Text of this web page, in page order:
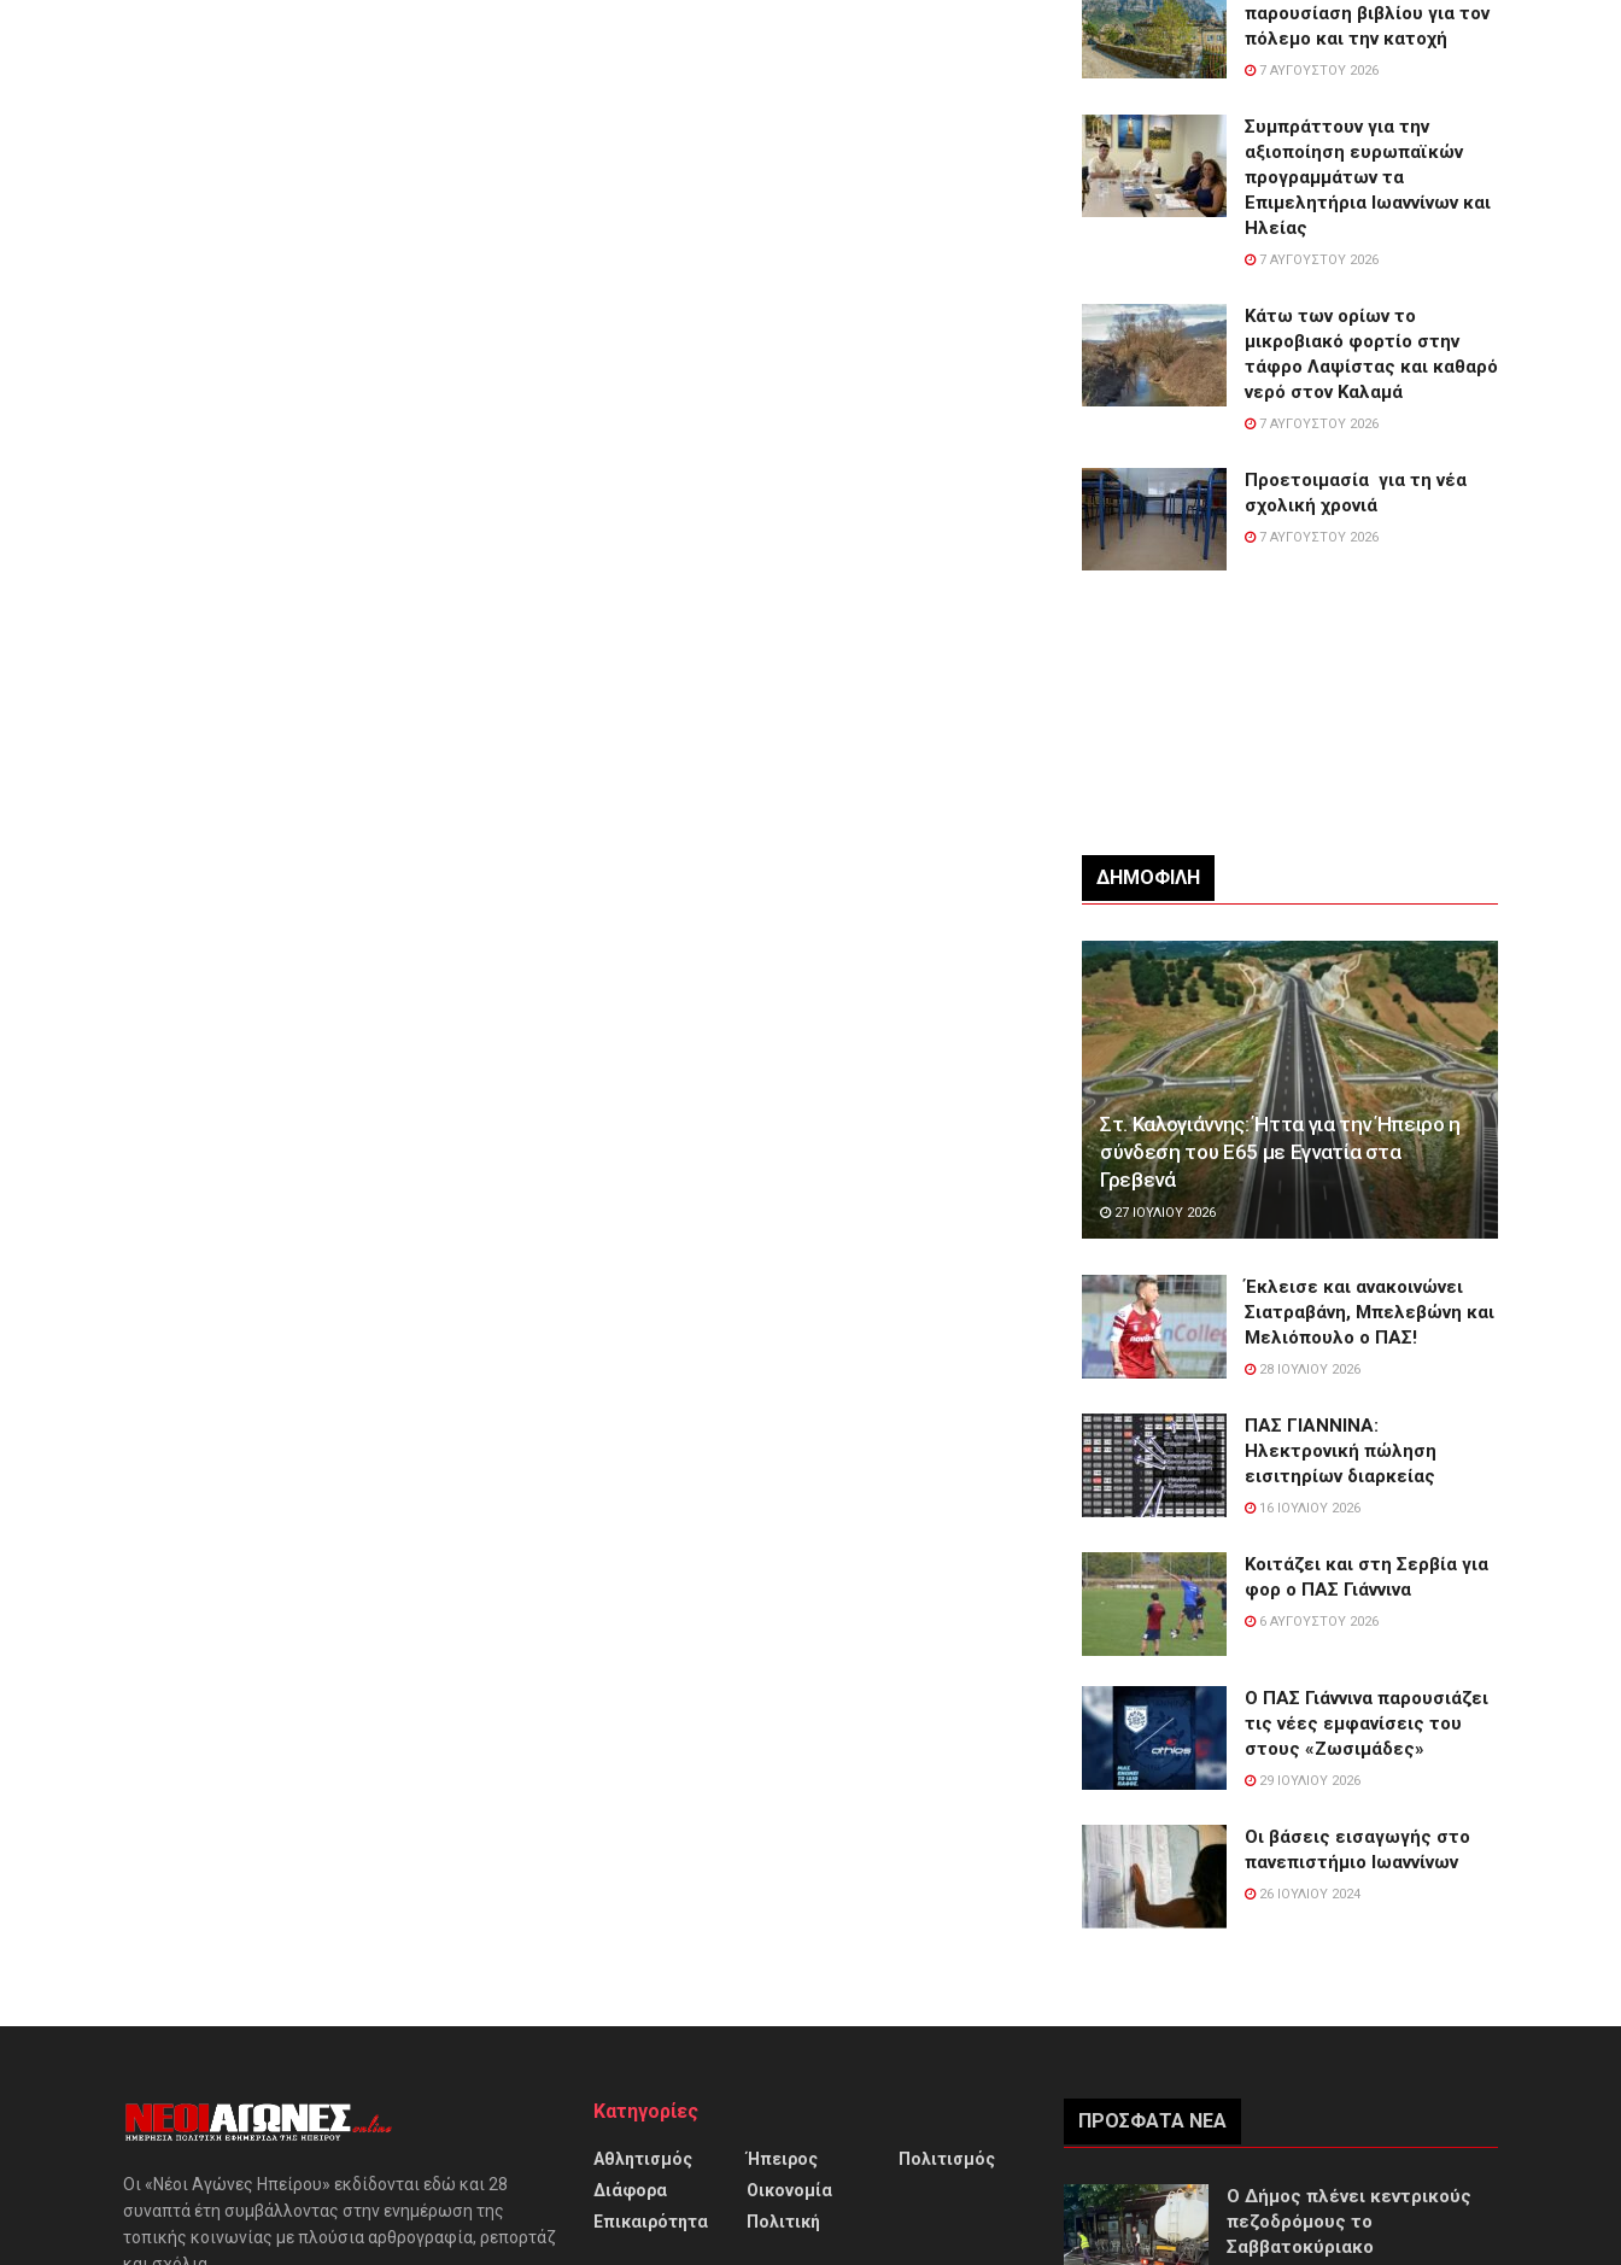
παρουσίαση βιβλίου για τον
πόλεμο και την κατοχή
7 ΑΥΓΟΎΣΤΟΥ 2026
Συμπράττουν για την
αξιοποίηση ευρωπαϊκών
προγραμμάτων τα
Επιμελητήρια Ιωαννίνων και
Ηλείας
7 ΑΥΓΟΎΣΤΟΥ 2026
Κάτω των ορίων το
μικροβιακό φορτίο στην
τάφρο Λαψίστας και καθαρό
νερό στον Καλαμά
7 ΑΥΓΟΎΣΤΟΥ 2026
Προετοιμασία για τη νέα
σχολική χρονιά
7 ΑΥΓΟΎΣΤΟΥ 2026
ΔΗΜΟΦΙΛΉ
Στ. Καλογιάννης: Ήττα για την Ήπειρο η
σύνδεση του Ε65 με Εγνατία στα
Γρεβενά
27 ΙΟΥΛΊΟΥ 2026
Έκλεισε και ανακοινώνει
Σιατραβάνη, Μπελεβώνη και
Μελιόπουλο ο ΠΑΣ!
28 ΙΟΥΛΊΟΥ 2026
ΠΑΣ ΓΙΑΝΝΙΝΑ:
Hλεκτρονική πώληση
εισιτηρίων διαρκείας
16 ΙΟΥΛΊΟΥ 2026
Κοιτάζει και στη Σερβία για
φορ ο ΠΑΣ Γιάννινα
6 ΑΥΓΟΎΣΤΟΥ 2026
Ο ΠΑΣ Γιάννινα παρουσιάζει
τις νέες εμφανίσεις του
στους «Ζωσιμάδες»
29 ΙΟΥΛΊΟΥ 2026
Οι βάσεις εισαγωγής στο
πανεπιστήμιο Ιωαννίνων
26 ΙΟΥΛΊΟΥ 2024
Οι «Νέοι Αγώνες Ηπείρου» εκδίδονται εδώ και 28
συναπτά έτη συμβάλλοντας στην ενημέρωση της
τοπικής κοινωνίας με πλούσια αρθρογραφία, ρεπορτάζ
Κατηγορίες
Αθλητισμός
Διάφορα
Επικαιρότητα
Ήπειρος
Οικονομία
Πολιτική
Πολιτισμός
ΠΡΌΣΦΑΤΑ ΝΈΑ
Ο Δήμος πλένει κεντρικούς
πεζοδρόμους το
Σαββατοκύριακο